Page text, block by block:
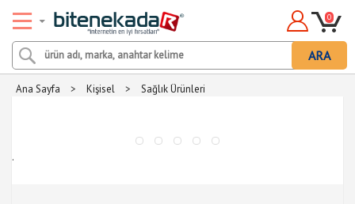
ARA
0
Ana Sayfa > Kişisel > Sağlık Ürünleri
.